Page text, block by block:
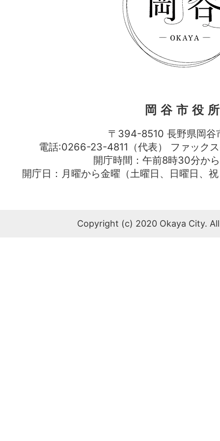
岡谷市役
〒394-8510 長野県岡谷
電話:0266-23-4811（代表） ファッ
開庁時間：午前8時30分か
開庁日：月曜から金曜（土曜日、日曜日、
Copyright (c) 2020 Okaya City.